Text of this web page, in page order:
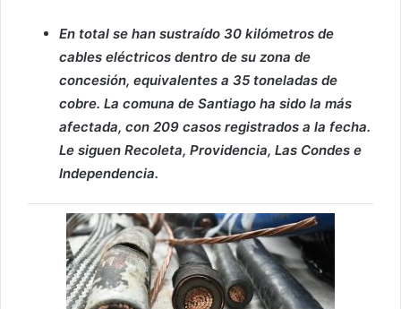
En total se han sustraído 30 kilómetros de
cables eléctricos dentro de su zona de
concesión, equivalentes a 35 toneladas de
cobre. La comuna de Santiago ha sido la más
afectada, con 209 casos registrados a la fecha.
Le siguen Recoleta, Providencia, Las Condes e
Independencia.